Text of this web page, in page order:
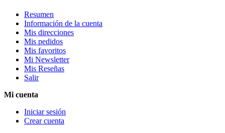
Resumen
Información de la cuenta
Mis direcciones
Mis pedidos
Mis favoritos
Mi Newsletter
Mis Reseñas
Salir
Mi cuenta
Iniciar sesión
Crear cuenta